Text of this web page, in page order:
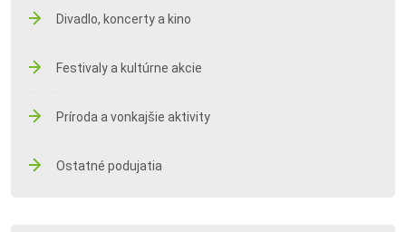
Divadlo, koncerty a kino
Festivaly a kultúrne akcie
Príroda a vonkajšie aktivity
Ostatné podujatia